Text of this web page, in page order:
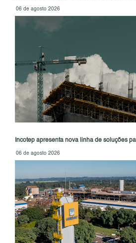
06 de agosto 2026
Incotep apresenta nova linha de soluções
06 de agosto 2026